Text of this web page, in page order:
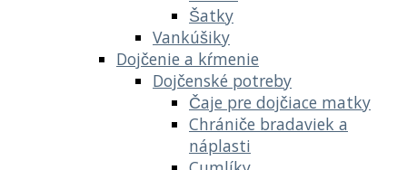
Šatky
Vankúšiky
Dojčenie a kŕmenie
Dojčenské potreby
Čaje pre dojčiace matky
Chrániče bradaviek a
náplasti